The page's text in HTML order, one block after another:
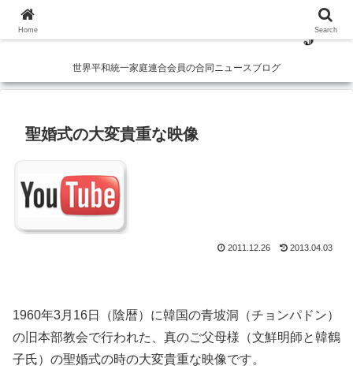
世界平和統一家庭連合会員の合同ニュースブログ
聖婚式の大変貴重な映像
2011.12.26 2013.04.03
1960年3月16日（陰暦）に韓国の青坡洞（チョンパドン）
の旧本部教会で行われた、真のご父母様（文鮮明師と韓鶴
子氏）の聖婚式の時の大変貴重な映像です。
Home Search